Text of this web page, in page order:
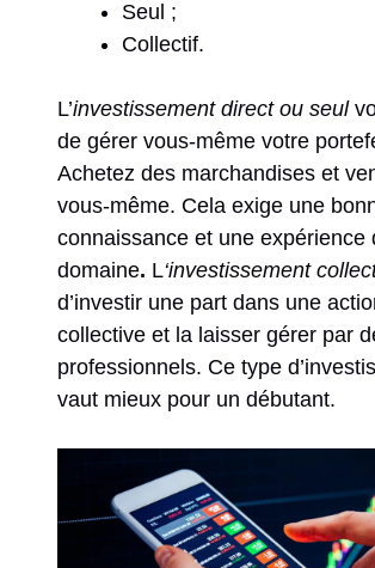
Seul ;
Collectif.
L’investissement direct ou seul
de gérer vous-même votre
Achetez des marchandises et
vous-même. Cela exige une
connaissance et une expérience
domaine. L‘investissement
d’investir une part dans une
collective et la laisser gérer par
professionnels. Ce type
vaut mieux pour un débutant.